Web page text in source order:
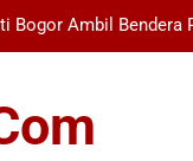
Bogor Ambil Bendera
Alonso Terpesona